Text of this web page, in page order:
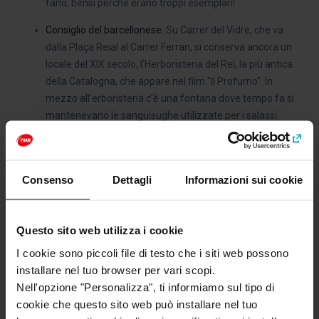
Consenso Dettagli Informazioni sui cookie
Questo sito web utilizza i cookie
I cookie sono piccoli file di testo che i siti web possono
installare nel tuo browser per vari scopi.
Nell'opzione "Personalizza", ti informiamo sul tipo di
cookie che questo sito web può installare nel tuo
farlo, bensì perché erano troppi esemplari!
Consiglio del barcellonese: Su Carrer del Vidre, che va
dalla Plaça Reial al Carrer Ferran, si conserva ancora un
locale del XIX secolo, l’Herboristeria del Rei, la più antica
della Catalogna, che appare nel film "Il Profumo". In
mezzo all’erboristeria c’è una fontana dove tempo fa si
mantenevano le sanguisughe utilizzate per i salassi.
Inoltre, la colonna di marmo in fondo al centro è rifinita da
un busto di Linné, un medico e botanico svedese del
ristoranti e discoteche.
Categorie